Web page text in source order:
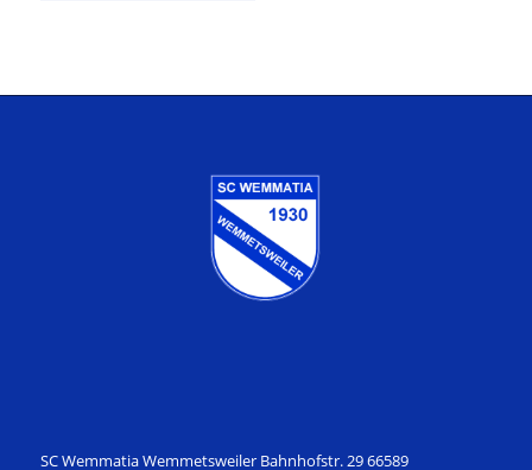
SC Wemmatia Wemmetsweiler Bahnhofstr. 29 66589